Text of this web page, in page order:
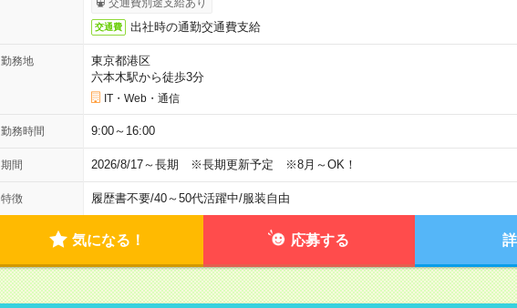
交通費 出社時の通勤交通費支給
勤務地
東京都港区
六本木駅から徒歩3分
IT・Web・通信
勤務時間 9:00～16:00
期間 2026/8/17～長期 ※長期更新予定 ※8月～OK！
特徴 履歴書不要/40～50代活躍中/服装自由
気になる！ 応募する